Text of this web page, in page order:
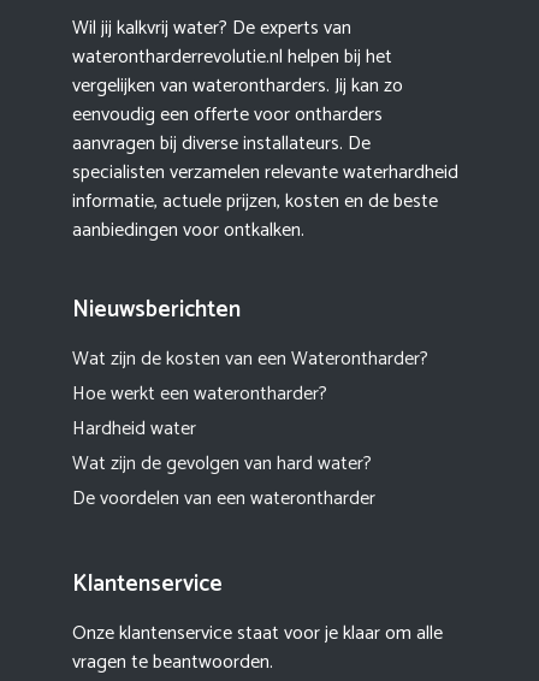
Wil jij kalkvrij water? De experts van
waterontharderrevolutie.nl helpen bij het
vergelijken van waterontharders. Jij kan zo
eenvoudig een offerte voor ontharders
aanvragen bij diverse installateurs. De
specialisten verzamelen relevante waterhardheid
informatie, actuele prijzen, kosten en de beste
aanbiedingen voor ontkalken.
Nieuwsberichten
Wat zijn de kosten van een Waterontharder?
Hoe werkt een waterontharder?
Hardheid water
Wat zijn de gevolgen van hard water?
De voordelen van een waterontharder
Klantenservice
Onze klantenservice staat voor je klaar om alle
vragen te beantwoorden.